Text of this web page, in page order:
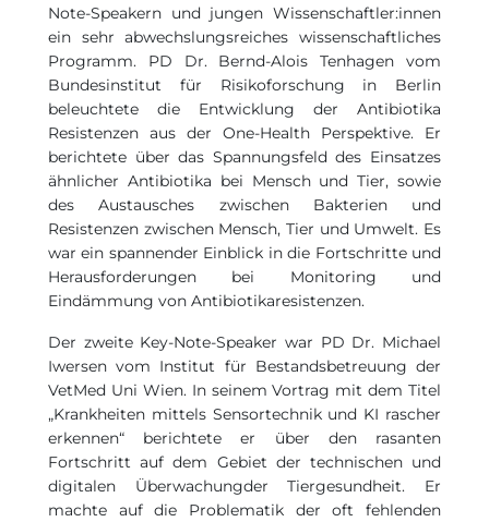
Note-Speakern und jungen Wissenschaftler:innen
ein sehr abwechslungsreiches wissenschaftliches
Programm. PD Dr. Bernd-Alois Tenhagen vom
Bundesinstitut für Risikoforschung in Berlin
beleuchtete die Entwicklung der Antibiotika
Resistenzen aus der One-Health Perspektive. Er
berichtete über das Spannungsfeld des Einsatzes
ähnlicher Antibiotika bei Mensch und Tier, sowie
des Austausches zwischen Bakterien und
Resistenzen zwischen Mensch, Tier und Umwelt. Es
war ein spannender Einblick in die Fortschritte und
Herausforderungen bei Monitoring und
Eindämmung von Antibiotikaresistenzen.
Der zweite Key-Note-Speaker war PD Dr. Michael
Iwersen vom Institut für Bestandsbetreuung der
VetMed Uni Wien. In seinem Vortrag mit dem Titel
„Krankheiten mittels Sensortechnik und KI rascher
erkennen“ berichtete er über den rasanten
Fortschritt auf dem Gebiet der technischen und
digitalen Überwachungder Tiergesundheit. Er
machte auf die Problematik der oft fehlenden